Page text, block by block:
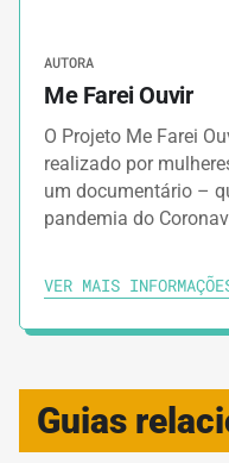
AUTORA
Me Farei Ouvir
O Projeto Me Farei
realizado por
um documentário –
pandemia do
VER MAIS
Guias